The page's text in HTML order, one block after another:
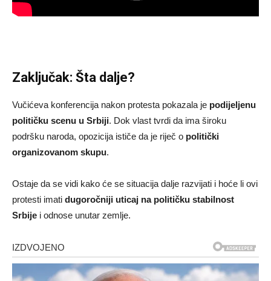
Zaključak: Šta dalje?
Vučićeva konferencija nakon protesta pokazala je podijeljenu
političku scenu u Srbiji. Dok vlast tvrdi da ima široku
podršku naroda, opozicija ističe da je riječ o politički
organizovanom skupu.
Ostaje da se vidi kako će se situacija dalje razvijati i hoće li ovi
protesti imati dugoročniji uticaj na političku stabilnost
Srbije i odnose unutar zemlje.